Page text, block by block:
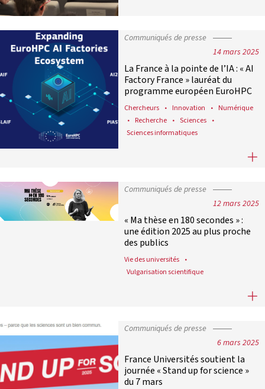
Communiqués de presse
14 mars 2025
La France à la pointe de l’IA : « AI
Factory France » lauréat du
programme européen EuroHPC
Chercheurs Innovation
Numérique
Recherche
Sciences
Sciences informatiques
La France à la pointe de l’IA : «
Communiqués de presse
12 mars 2025
« Ma thèse en 180 secondes » :
une édition 2025 au plus proche
des publics
Vie des universités
Vulgarisation scientifique
« Ma thèse en 180 secondes » :
Communiqués de presse
6 mars 2025
France Universités soutient la
journée « Stand up for science »
du 7 mars